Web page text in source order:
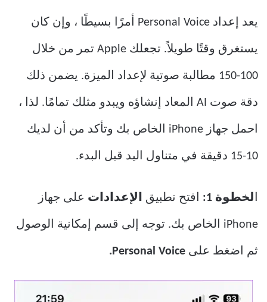
يعد إعداد Personal Voice أمرًا بسيطًا ، وإن كان
يستغرق وقتًا طويلاً. تجعلك Apple تمر من خلال
100-150 مطالبة صوتية لإعداد الميزة. يضمن ذلك
دقة صوت AI المعاد إنشاؤه ويبدو مثلك تمامًا. لذا ،
احمل جهاز iPhone الخاص بك وتأكد من أن لديك
10-15 دقيقة في متناول اليد قبل البدء.
الخطوة 1: افتح تطبيق الإعدادات على جهاز
iPhone الخاص بك. توجه إلى قسم إمكانية الوصول
ثم اضغط على Personal Voice.